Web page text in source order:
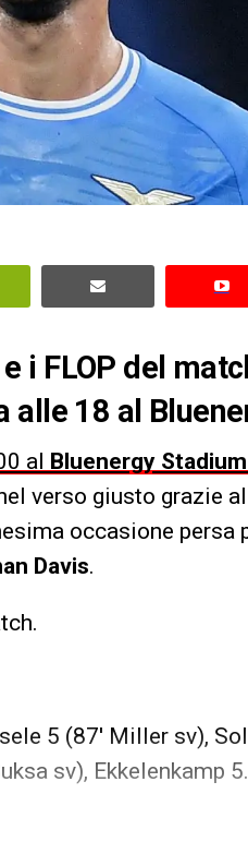
i FLOP del
alle 18 al
al Bluenergy Stadium
verso giusto grazie
occasione persa
Davis.
5 (87′ Miller sv),
sv), Ekkelenkamp